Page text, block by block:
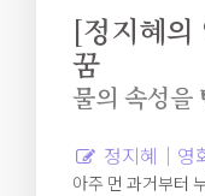
[정지혜
꿈
물의 속성을
정지혜｜영
아주 먼 과거부터